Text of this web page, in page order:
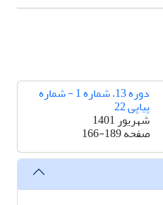
دوره 13، شماره 1 - شماره
پیاپی 22
شهریور 1401
صفحه166-189